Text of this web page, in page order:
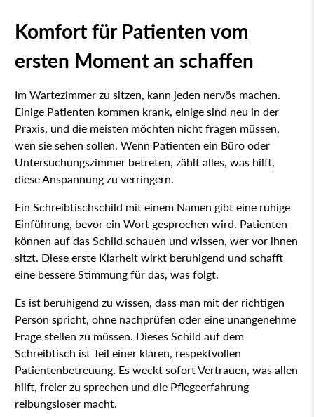
Komfort für Patienten vom
ersten Moment an schaffen
Im Wartezimmer zu sitzen, kann jeden nervös machen.
Einige Patienten kommen krank, einige sind neu in der
Praxis, und die meisten möchten nicht fragen müssen,
wen sie sehen sollen. Wenn Patienten ein Büro oder
Untersuchungszimmer betreten, zählt alles, was hilft,
diese Anspannung zu verringern.
Ein Schreibtischschild mit einem Namen gibt eine ruhige
Einführung, bevor ein Wort gesprochen wird. Patienten
können auf das Schild schauen und wissen, wer vor ihnen
sitzt. Diese erste Klarheit wirkt beruhigend und schafft
eine bessere Stimmung für das, was folgt.
Es ist beruhigend zu wissen, dass man mit der richtigen
Person spricht, ohne nachprüfen oder eine unangenehme
Frage stellen zu müssen. Dieses Schild auf dem
Schreibtisch ist Teil einer klaren, respektvollen
Patientenbetreuung. Es weckt sofort Vertrauen, was allen
hilft, freier zu sprechen und die Pflegeerfahrung
reibungsloser macht.